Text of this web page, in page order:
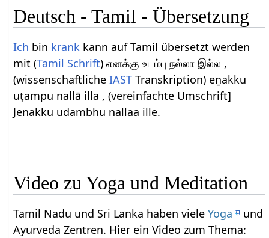
Deutsch - Tamil - Übersetzung
Ich bin krank kann auf Tamil übersetzt werden
mit (Tamil Schrift) எனக்கு உடம்பு நல்லா இல்ல ,
(wissenschaftlicheIAST Transkription) eṉakku
uṭampu nallā illa , (vereinfachte Umschrift]
Jenakku udambhu nallaa ille.
Video zu Yoga und Meditation
Tamil Nadu und Sri Lanka haben vieleYoga
und
Ayurveda Zentren. Hier ein Video zum Thema: